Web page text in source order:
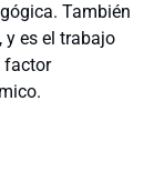
También
y es el trabajo
factor